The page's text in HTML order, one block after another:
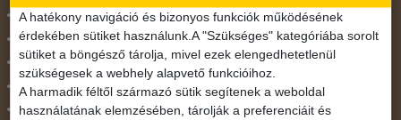
November 1.
Október 23.
Pünkösdi utazás
Szilveszter
Tavaszi szünet
A hatékony navigáció és bizonyos funkciók működésének
érdekében sütiket használunk.A "Szükséges" kategóriába sorolt
sütiket a böngésző tárolja, mivel ezek elengedhetetlenül
szükségesek a webhely alapvető funkcióihoz.
A harmadik féltől származó sütik segítenek a weboldal
használatának elemzésében, tárolják a preferenciáit és